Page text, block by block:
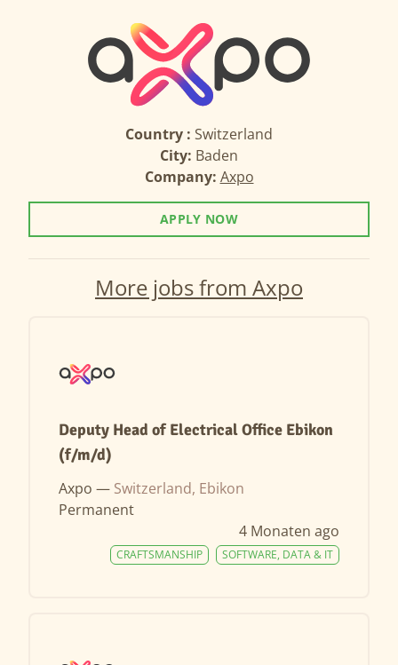
Country : Switzerland
City: Baden
Company: Axpo
APPLY NOW
More jobs from Axpo
Deputy Head of Electrical Office Ebikon
(f/m/d)
Axpo — Switzerland, Ebikon
Permanent
4 Monaten ago
SOFTWARE, DATA & IT
CRAFTSMANSHIP